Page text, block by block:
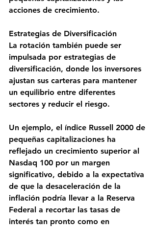
acciones de crecimiento.
Estrategias de Diversificación
La rotación también puede ser
impulsada por estrategias de
diversificación, donde los inversores
ajustan sus carteras para mantener
un equilibrio entre diferentes
sectores y reducir el riesgo.
Un ejemplo, el índice Russell 2000 de
pequeñas capitalizaciones ha
reflejado un crecimiento superior al
Nasdaq 100 por un margen
significativo, debido a la expectativa
de que la desaceleración de la
inflación podría llevar a la Reserva
Federal a recortar las tasas de
interés tan pronto como en